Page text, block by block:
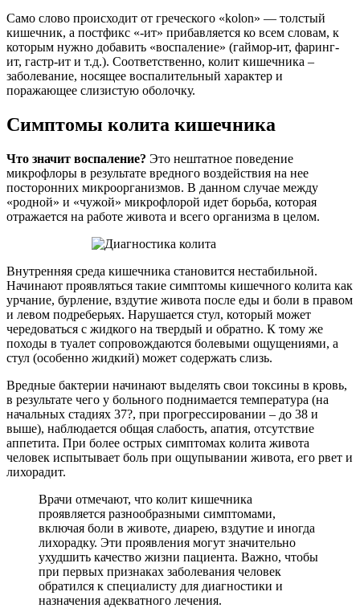
Само слово происходит от греческого «kolon» — толстый
кишечник, а постфикс «-ит» прибавляется ко всем словам, к
которым нужно добавить «воспаление» (гаймор-ит, фаринг-
ит, гастр-ит и т.д.). Соответственно, колит кишечника –
заболевание, носящее воспалительный характер и
поражающее слизистую оболочку.
Симптомы колита кишечника
Что значит воспаление? Это нештатное поведение
микрофлоры в результате вредного воздействия на нее
посторонних микроорганизмов. В данном случае между
«родной» и «чужой» микрофлорой идет борьба, которая
отражается на работе живота и всего организма в целом.
Внутренняя среда кишечника становится нестабильной.
Начинают проявляться такие симптомы кишечного колита как
урчание, бурление, вздутие живота после еды и боли в правом
и левом подреберьях. Нарушается стул, который может
чередоваться с жидкого на твердый и обратно. К тому же
походы в туалет сопровождаются болевыми ощущениями, а
стул (особенно жидкий) может содержать слизь.
Вредные бактерии начинают выделять свои токсины в кровь,
в результате чего у больного поднимается температура (на
начальных стадиях 37?, при прогрессировании – до 38 и
выше), наблюдается общая слабость, апатия, отсутствие
аппетита. При более острых симптомах колита живота
человек испытывает боль при ощупывании живота, его рвет и
лихорадит.
Врачи отмечают, что колит кишечника
проявляется разнообразными симптомами,
включая боли в животе, диарею, вздутие и иногда
лихорадку. Эти проявления могут значительно
ухудшить качество жизни пациента. Важно, чтобы
при первых признаках заболевания человек
обратился к специалисту для диагностики и
назначения адекватного лечения.